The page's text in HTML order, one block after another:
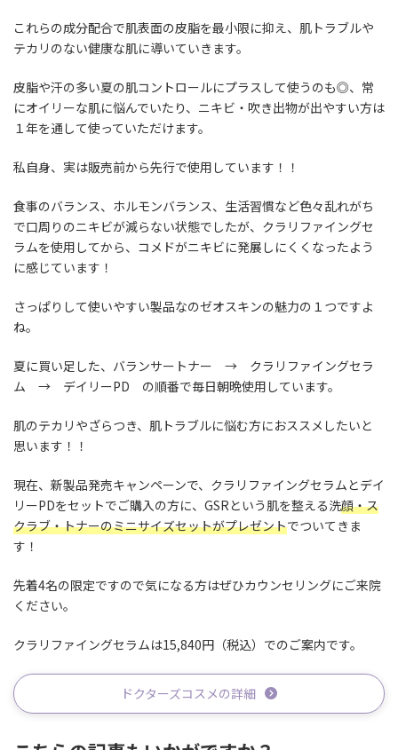
これらの成分配合で肌表面の皮脂を最小限に抑え、肌トラブルや
テカリのない健康な肌に導いていきます。
皮脂や汗の多い夏の肌コントロールにプラスして使うのも◎、常
にオイリーな肌に悩んでいたり、ニキビ・吹き出物が出やすい方は
１年を通して使っていただけます。
私自身、実は販売前から先行で使用しています！！
食事のバランス、ホルモンバランス、生活習慣など色々乱れがち
で口周りのニキビが減らない状態でしたが、クラリファイングセ
ラムを使用してから、コメドがニキビに発展しにくくなったよう
に感じています！
さっぱりして使いやすい製品なのゼオスキンの魅力の１つですよ
ね。
夏に買い足した、バランサートナー → クラリファイングセラ
ム → デイリーPD の順番で毎日朝晩使用しています。
肌のテカリやざらつき、肌トラブルに悩む方におススメしたいと
思います！！
現在、新製品発売キャンペーンで、クラリファイングセラムとデイ
リーPDをセットでご購入の方に、GSRという肌を整える洗顔・ス
クラブ・トナーのミニサイズセットがプレゼントでついてきま
す！
先着4名の限定ですので気になる方はぜひカウンセリングにご来院
ください。
クラリファイングセラムは15,840円（税込）でのご案内です。
ドクターズコスメの詳細